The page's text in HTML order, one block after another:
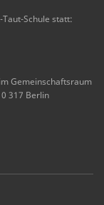
Schule statt:
Gemeinschaftsraum
317 Berlin